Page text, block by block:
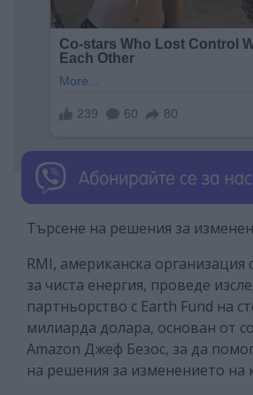
Търсене на решения за
RMI, американска организация
за чиста енергия, проведе
партньорство с Earth Fund на
милиарда долара, основан от
Amazon Джеф Безос, за да
на решения за изменението на